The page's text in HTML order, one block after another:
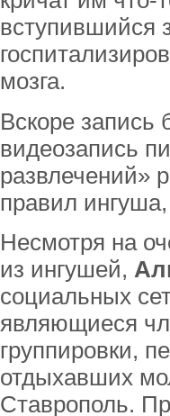
вступившийся
мозга.
Вскоре
видеозапись
развлечений»
правил
Несмотря на
из ингушей,
социальных
являющиеся
группировки,
отдыхавших
Ставрополь.